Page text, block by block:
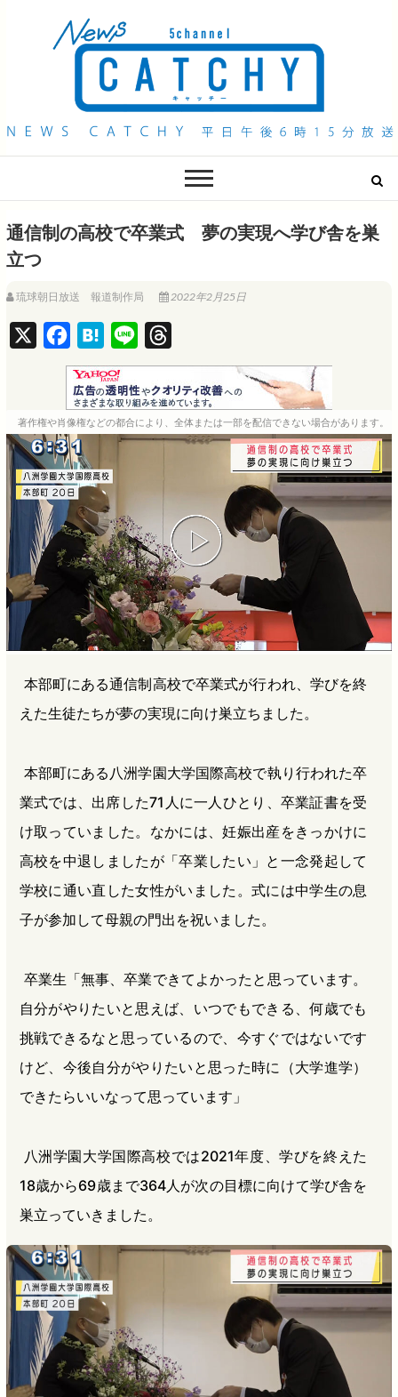
QAB NEWS Headline
通信制の高校で卒業式 夢の実現へ学び舎を巣
立つ
琉球朝日放送 報道制作局 2022年2月25日
a
c
e
b
o
o
k
H
a
t
e
a
i
n
e
h
r
e
a
著作権や肖像権などの都合により、全体または一部を配信できない場合があります。
本部町にある通信制高校で卒業式が行われ、学びを終
えた生徒たちが夢の実現に向け巣立ちました。
本部町にある八洲学園大学国際高校で執り行われた卒
業式では、出席した71人に一人ひとり、卒業証書を受
け取っていました。なかには、妊娠出産をきっかけに
高校を中退しましたが「卒業したい」と一念発起して
学校に通い直した女性がいました。式には中学生の息
子が参加して母親の門出を祝いました。
卒業生「無事、卒業できてよかったと思っています。
自分がやりたいと思えば、いつでもできる、何歳でも
挑戦できるなと思っているので、今すぐではないです
けど、今後自分がやりたいと思った時に（大学進学）
できたらいいなって思っています」
八洲学園大学国際高校では2021年度、学びを終えた
18歳から69歳まで364人が次の目標に向けて学び舎を
巣立っていきました。